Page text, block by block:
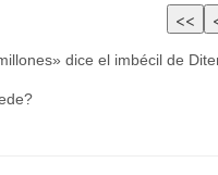
dice el imbécil de